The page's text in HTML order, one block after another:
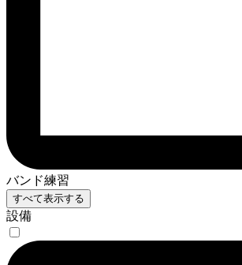
バンド練習
すべて表示する
設備